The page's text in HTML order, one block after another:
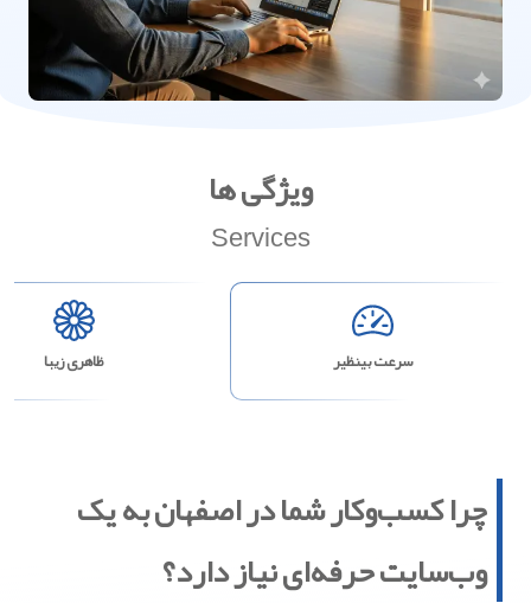
ویژگی ها
Services
سرعت بینظیر ظاهری زیبا
چرا کسب‌وکار شما در اصفهان به یک
وب‌سایت حرفه‌ای نیاز دارد؟